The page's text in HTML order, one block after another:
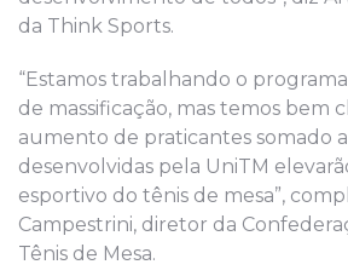
da Think Sports.
“Estamos trabalhando o
de massificação, mas temos bem
aumento de praticantes somado
desenvolvidas pela UniTM
esportivo do tênis de mesa”,
Campestrini, diretor da
Tênis de Mesa.